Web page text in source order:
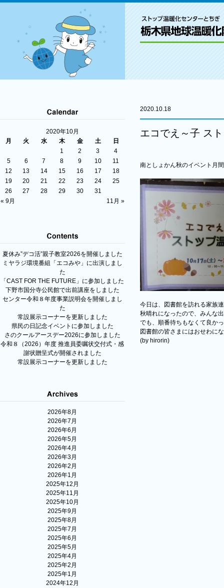
2020年10月
月
火 水 木 金 土 日
« 9月 11月 »
1 2 3
4
5
6 7 8 9 10
11
12
13 14 15 16 17
18
19
20 21 22 23 24
25
26
27 28 29 30 31
夏休み”デコ活”親子教室2026を開催しました
ミヤラジ環境番組「エコみや」に出演しまし
た
「CAST FOR THE FUTURE」に参加しました
下野市国分寺公民館で出前講座をしました
センター令和８年度事業説明会を開催しまし
た
常設展示コーナーを更新しました
県民の日記念イベントに参加しました
さのクールアースデー2026に参加しました
令和８（2026）年度 推進員委嘱状交付式・感
謝状贈呈式が開催されました
常設展示コーナーを更新しました
2026年8月
2026年7月
2026年6月
2026年5月
2026年4月
2026年3月
2026年2月
2026年1月
2025年12月
2025年11月
2025年10月
2025年9月
2025年8月
2025年7月
2025年6月
2025年5月
2025年4月
2025年2月
2025年1月
2024年12月
2020.10.18
エコでえ～子 ス
南としょかん秋のイベント月
今日は、図書館を訪れる家族
秋晴れになったので、みんな
でも、順番待ちもなくて良か
図書館の皆さまにはおせわに
(by hirorin)